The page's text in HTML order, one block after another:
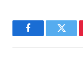
Facebook